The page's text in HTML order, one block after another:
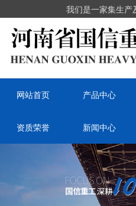
我们是一家集生产
网站首页 产品中心
资质荣誉 新闻中心